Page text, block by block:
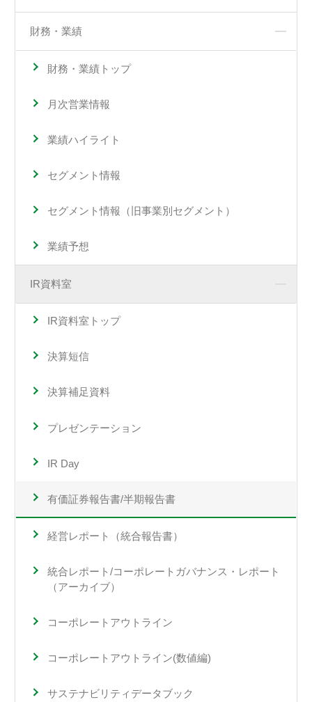
財務・業績
財務・業績トップ
月次営業情報
業績ハイライト
セグメント情報
セグメント情報（旧事業別セグメント）
業績予想
IR資料室
IR資料室トップ
決算短信
決算補足資料
プレゼンテーション
IR Day
有価証券報告書/半期報告書
経営レポート（統合報告書）
統合レポート/コーポレートガバナンス・レポート
（アーカイブ）
コーポレートアウトライン
コーポレートアウトライン(数値編)
サステナビリティデータブック